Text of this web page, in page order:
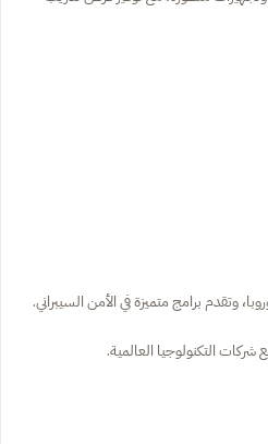
وتقدم برامج متميزة في الأمن السيبراني.
شركات التكنولوجيا العالمية.